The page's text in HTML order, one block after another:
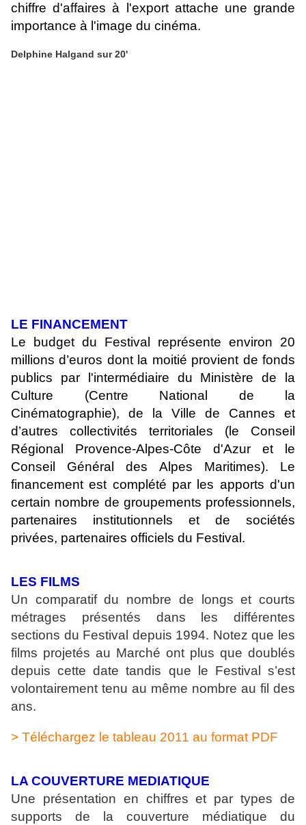
chiffre d'affaires à l'export attache une grande
importance à l'image du cinéma.
Delphine Halgand sur 20'
LE FINANCEMENT
Le budget du Festival représente environ 20
millions d’euros dont la moitié provient de fonds
publics par l'intermédiaire du Ministère de la
Culture (Centre National de la
Cinématographie), de la Ville de Cannes et
d’autres collectivités territoriales (le Conseil
Régional Provence-Alpes-Côte d'Azur et le
Conseil Général des Alpes Maritimes). Le
financement est complété par les apports d'un
certain nombre de groupements professionnels,
partenaires institutionnels et de sociétés
privées, partenaires officiels du Festival.
LES FILMS
Un comparatif du nombre de longs et courts
métrages présentés dans les différentes
sections du Festival depuis 1994. Notez que les
films projetés au Marché ont plus que doublés
depuis cette date tandis que le Festival s’est
volontairement tenu au même nombre au fil des
ans.
> Téléchargez le tableau 2011 au format PDF
LA COUVERTURE MEDIATIQUE
Une présentation en chiffres et par types de
supports de la couverture médiatique du